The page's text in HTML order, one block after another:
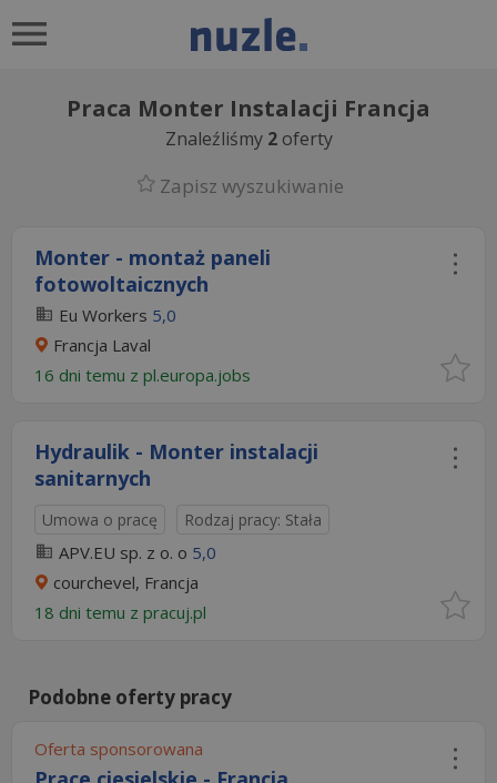
Praca Monter Instalacji Francja
Znaleźliśmy 2oferty
Zapisz wyszukiwanie
Monter - montaż paneli
fotowoltaicznych
Eu Workers 5,0
Francja Laval
16 dni temu z pl.europa.jobs
Hydraulik - Monter instalacji
sanitarnych
Umowa o pracę Rodzaj pracy: Stała
APV.EU sp. z o. o 5,0
courchevel, Francja
18 dni temu z pracuj.pl
Podobne oferty pracy
Oferta sponsorowana